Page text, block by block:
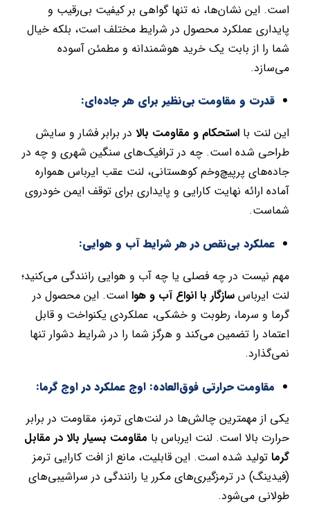
است. این نشان‌ها، نه تنها گواهی بر کیفیت بی‌رقیب و
پایداری عملکرد محصول در شرایط مختلف است، بلکه خیال
شما را از بابت یک خرید هوشمندانه و مطمئن آسوده
می‌سازد.
قدرت و مقاومت بی‌نظیر برای هر جاده‌ای:
این لنت با استحکام و مقاومت بالادر برابر فشار و سایش
طراحی شده است. چه در ترافیک‌های سنگین شهری و چه در
جاده‌های پرپیچ‌وخم کوهستانی، لنت عقب ایرباس همواره
آماده ارائه نهایت کارایی و پایداری برای توقف ایمن خودروی
شماست.
عملکرد بی‌نقص در هر شرایط آب و هوایی:
مهم نیست در چه فصلی یا چه آب و هوایی رانندگی می‌کنید؛
لنت ایرباسسازگار با انواع آب و هوااست. این محصول در
گرما و سرما، رطوبت و خشکی، عملکردی یکنواخت و قابل
اعتماد را تضمین می‌کند و هرگز شما را در شرایط دشوار تنها
نمی‌گذارد.
مقاومت حرارتی فوق‌العاده: اوج عملکرد در اوج گرما:
یکی از مهمترین چالش‌ها در لنت‌های ترمز، مقاومت در برابر
حرارت بالا است. لنت ایرباس با مقاومت بسیار بالا در مقابل
گرماتولید شده است. این قابلیت، مانع از افت کارایی ترمز
(فیدینگ) در ترمزگیری‌های مکرر یا رانندگی در سراشیبی‌های
طولانی می‌شود.